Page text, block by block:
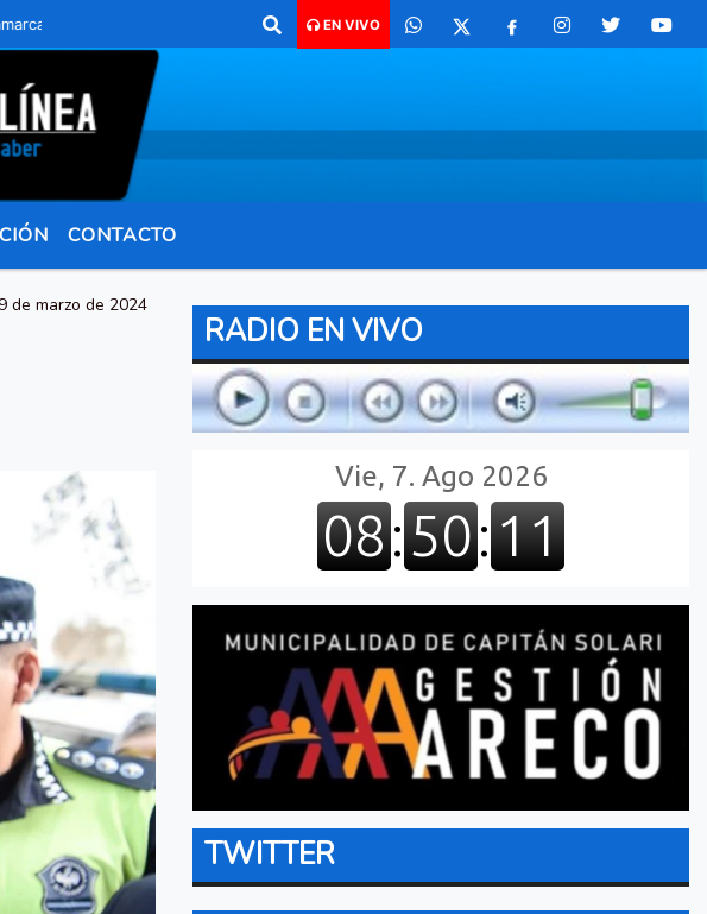
Resistencia Chaco para comunicarte 362 4879579 Radio argentina 89.3 Mhz Catamarca
EN VIVO
CONTACTO
de marzo de 2024
RADIO EN VIVO
TWITTER